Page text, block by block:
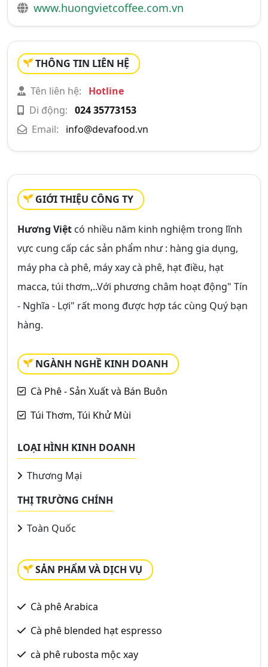
www.huongvietcoffee.com.vn
THÔNG TIN LIÊN HỆ
Tên liên hệ:
Hotline
Di động: 024 35773153
Email:
info@devafood.vn
GIỚI THIỆU CÔNG TY
Hương Việt có nhiều năm kinh nghiệm trong lĩnh
vực cung cấp các sản phẩm như : hàng gia dụng,
máy pha cà phê, máy xay cà phê, hạt điều, hạt
macca, túi thơm,..Với phương châm hoạt động" Tín
- Nghĩa - Lợi" rất mong được hợp tác cùng Quý bạn
hàng.
NGÀNH NGHỀ KINH DOANH
Cà Phê - Sản Xuất và Bán Buôn
Túi Thơm, Túi Khử Mùi
LOẠI HÌNH KINH DOANH
Thương Mại
THỊ TRƯỜNG CHÍNH
Toàn Quốc
SẢN PHẨM VÀ DỊCH VỤ
Cà phê Arabica
Cà phê blended hạt espresso
cà phê rubosta mộc xay